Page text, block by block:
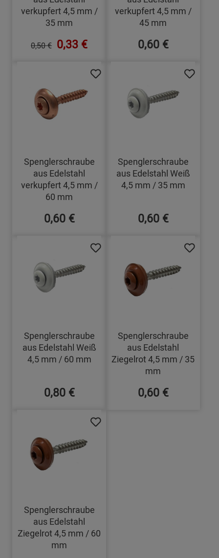
verkupfert 4,5 mm /
35 mm
0,50 € 0,33 €
verkupfert 4,5 mm /
45 mm
0,60 €
Spenglerschraube
aus Edelstahl
verkupfert 4,5 mm /
60 mm
0,60 €
Spenglerschraube
aus Edelstahl Weiß
4,5 mm / 35 mm
0,60 €
Spenglerschraube
aus Edelstahl Weiß
4,5 mm / 60 mm
0,80 €
Spenglerschraube
aus Edelstahl
Ziegelrot 4,5 mm / 35
mm
0,60 €
Spenglerschraube
aus Edelstahl
Ziegelrot 4,5 mm / 60
mm